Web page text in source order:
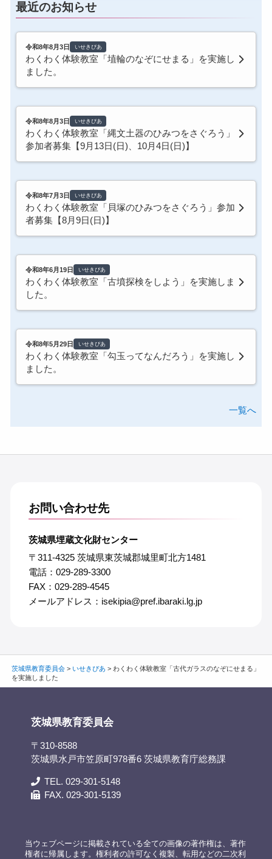
最近のお知らせ
令和8年8月3日 いせきぴあ
わくわく体験教室「埴輪のなぞにせまる」を実施し
ました。
令和8年8月3日 いせきぴあ
わくわく体験教室「縄文土器のひみつをさぐろう」
参加者募集【9月13日(日)、10月4日(日)】
令和8年7月3日 いせきぴあ
わくわく体験教室「貝塚のひみつをさぐろう」参加
者募集【8月9日(日)】
令和8年6月19日 いせきぴあ
わくわく体験教室「古墳探検をしよう」を実施しま
した。
令和8年5月29日 いせきぴあ
わくわく体験教室「勾玉ってなんだろう」を実施し
ました。
一覧へ
お問い合わせ先
茨城県埋蔵文化財センター
〒311-4325 茨城県東茨城郡城里町北方1481
電話：029-289-3300
FAX：029-289-4545
メールアドレス：isekipia@pref.ibaraki.lg.jp
茨城県教育委員会> いせきぴあ > わくわく体験教室「古代ガラスのなぞにせまる」
を実施しました
茨城県教育委員会
〒310-8588
茨城県水戸市笠原町978番6 茨城県教育庁総務課
TEL. 029-301-5148
FAX. 029-301-5139
当ウェブページに掲載されている全ての画像の著作権は、著作
権者に帰属します。権利者の許可なく複製、転用などの二次利